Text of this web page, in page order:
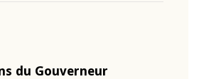
du Gouverneur